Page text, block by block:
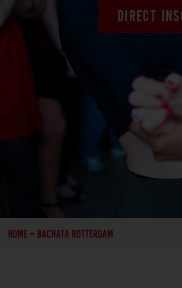
DIRECT
Home » Bachata Rotterdam